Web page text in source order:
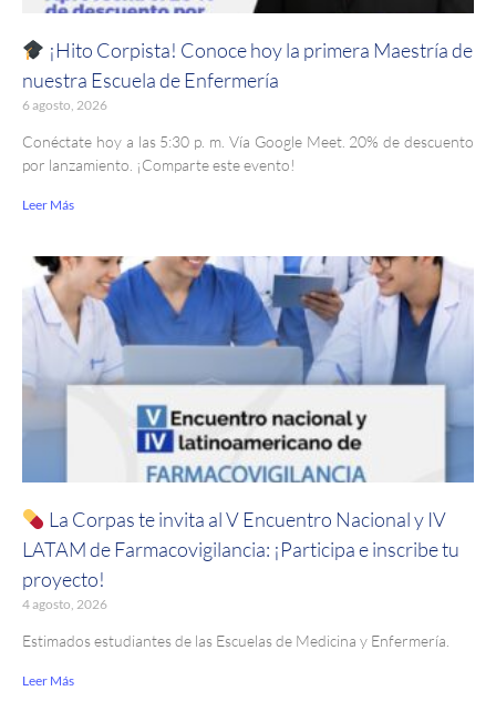
¡Hito Corpista! Conoce hoy la primera Maestría de
nuestra Escuela de Enfermería
6 agosto, 2026
Conéctate hoy a las 5:30 p. m. Vía Google Meet. 20% de descuento
por lanzamiento. ¡Comparte este evento!
Leer Más
La Corpas te invita al V Encuentro Nacional y IV
LATAM de Farmacovigilancia: ¡Participa e inscribe tu
proyecto!
4 agosto, 2026
Estimados estudiantes de las Escuelas de Medicina y Enfermería.
Leer Más